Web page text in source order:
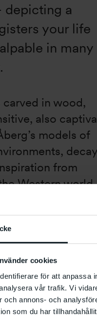
cookies
för att anpassa
vår trafik. Vi
och annons- och
som du har
depicting a
your life
in many
carved in wood,
also
models of
from
Western world
future, from the
of West